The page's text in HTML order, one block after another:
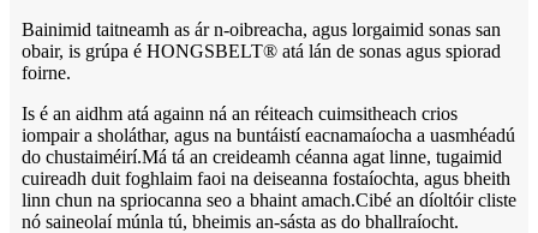
Bainimid taitneamh as ár n-oibreacha, agus lorgaimid sonas san
obair, is grúpa é HONGSBELT® atá lán de sonas agus spiorad
foirne.
Is é an aidhm atá againn ná an réiteach cuimsitheach crios
iompair a sholáthar, agus na buntáistí eacnamaíocha a uasmhéadú
do chustaiméirí.Má tá an creideamh céanna agat linne, tugaimid
cuireadh duit foghlaim faoi na deiseanna fostaíochta, agus bheith
linn chun na spriocanna seo a bhaint amach.Cibé an díoltóir cliste
nó saineolaí múnla tú, bheimis an-sásta as do bhallraíocht.